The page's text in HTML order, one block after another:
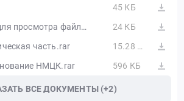
45 КБ
Инструкция для просмотра файла Техническая часть.doc
24 КБ
часть.rar
15.28 МБ
НМЦК.rar
596 КБ
ВСЕ ДОКУМЕНТЫ (+2)